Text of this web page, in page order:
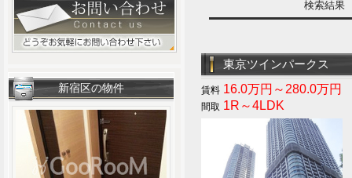
検索結
東京ツインパークス
16.0万円～280.0万円
1R～4LDK
新宿区の物件